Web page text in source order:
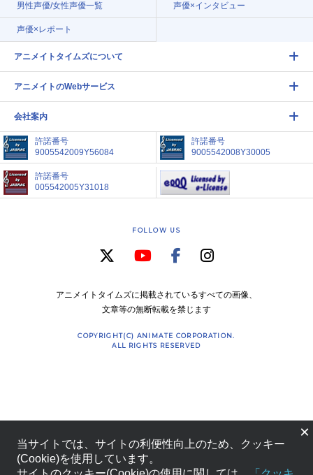
男性声優/女性声優一覧 声優×インタビュー
声優×レポート
アニメイトタイムズについて
アニメイトのWebサービス
会社案内
許諾番号
9005542009Y56084
許諾番号
9005542008Y30005
許諾番号
005542005Y31018
FOLLOW US
アニメイトタイムズに掲載されているすべての画像、
文章等の無断転載を禁じます
COPYRIGHT(C) ANIMATE CORPORATION.
ALL RIGHTS RESERVED
×
当サイトでは、サイトの利便性向上のため、クッキー
(Cookie)を使用しています。